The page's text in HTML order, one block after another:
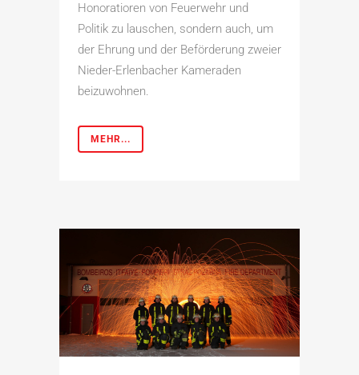
Honoratioren von Feuerwehr und
Politik zu lauschen, sondern auch, um
der Ehrung und der Beförderung zweier
Nieder-Erlenbacher Kameraden
beizuwohnen.
MEHR...